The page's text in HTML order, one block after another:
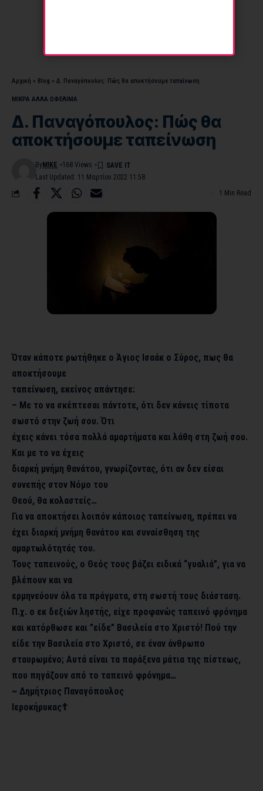
Αρχική » Blog » Δ. Παναγόπουλος: Πώς θα αποκτήσουμε ταπείνωση
ΜΙΚΡΑ ΑΛΛΑ ΩΦΕΛΙΜΑ
Δ. Παναγόπουλος: Πώς θα
αποκτήσουμε ταπείνωση
Last Updated: 11 Μαρτίου 2022 11:58
By MIKE 168 Views
1 Min Read
Όταν κάποτε ρωτήθηκε ο Άγιος Ισαάκ ο Σύρος, πως θα
αποκτήσουμε
ταπείνωση, εκείνος απάντησε:
– Με το να σκέπτεσαι πάντοτε, ότι δεν κάνεις τίποτα
σωστό στην ζωή σου. Ότι
έχεις κάνει τόσα πολλά αμαρτήματα και λάθη στη ζωή σου.
Και με το να έχεις
διαρκή μνήμη θανάτου, γνωρίζοντας, ότι αν δεν είσαι
συνεπής στον Νόμο του
Θεού, θα κολαστείς…
Για να αποκτήσει λοιπόν κάποιος ταπείνωση, πρέπει να
έχει διαρκή μνήμη θανάτου και συναίσθηση της
αμαρτωλότητάς του.
Τους ταπεινούς, ο Θεός τους βάζει ειδικά “γυαλιά”, για να
βλέπουν και να
ερμηνεύουν όλα τα πράγματα, στη σωστή τους διάσταση.
Π.χ. ο εκ δεξιών ληστής, είχε προφανώς ταπεινό φρόνημα
και κατόρθωσε και ”είδε” Βασιλεία στο Χριστό! Πού την
είδε την Βασιλεία στο Χριστό, σε έναν άνθρωπο
σταυρωμένο; Αυτά είναι τα παράξενα μάτια της πίστεως,
που πηγάζουν από το ταπεινό φρόνημα…
~ Δημήτριος Παναγόπουλος
Ιεροκήρυκας☦︎